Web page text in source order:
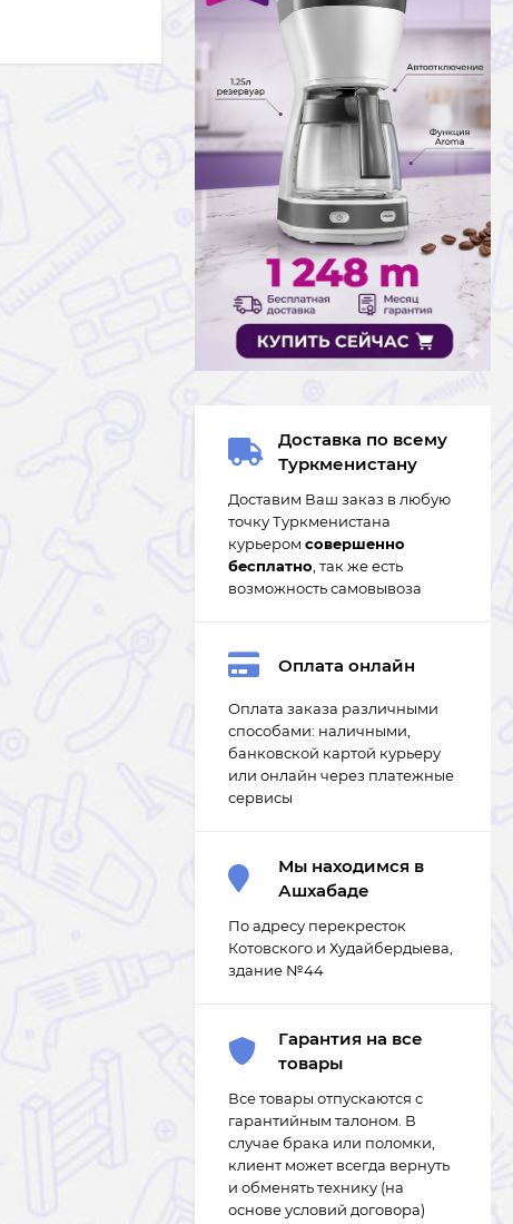
Доставка по всему
Туркменистану
Доставим Ваш заказ в любую
точку Туркменистана
курьером совершенно
бесплатно , так же есть
возможность самовывоза
Оплата онлайн
Оплата заказа различными
способами: наличными,
банковской картой курьеру
или онлайн через платежные
сервисы
Мы находимся в
Ашхабаде
По адресу перекресток
Котовского и Худайбердыева,
здание №44
Гарантия на все
товары
Все товары отпускаются с
гарантийным талоном. В
случае брака или поломки,
клиент может всегда вернуть
и обменять технику (на
основе условий договора)